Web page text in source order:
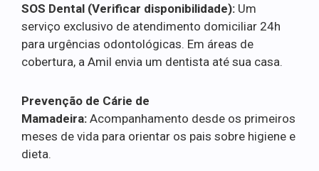
SOS Dental (Verificar disponibilidade): Um
serviço exclusivo de atendimento domiciliar 24h
para urgências odontológicas. Em áreas de
cobertura, a Amil envia um dentista até sua casa.
Prevenção de Cárie de
Mamadeira: Acompanhamento desde os primeiros
meses de vida para orientar os pais sobre higiene e
dieta.